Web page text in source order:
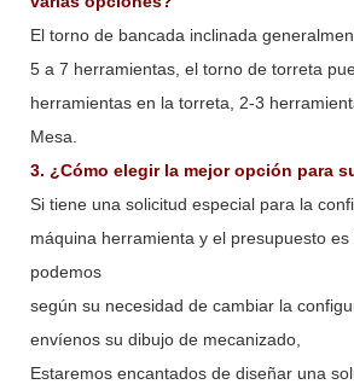
El torno de bancada inclinada
5 a 7 herramientas, el torno de torreta
herramientas en la torreta, 2-3
Mesa.
3. ¿Cómo elegir la mejor opción para
Si tiene una solicitud especial para la
máquina herramienta y el presupuesto
podemos
según su necesidad de cambiar la
envíenos su dibujo de mecanizado,
Estaremos encantados de diseñar una